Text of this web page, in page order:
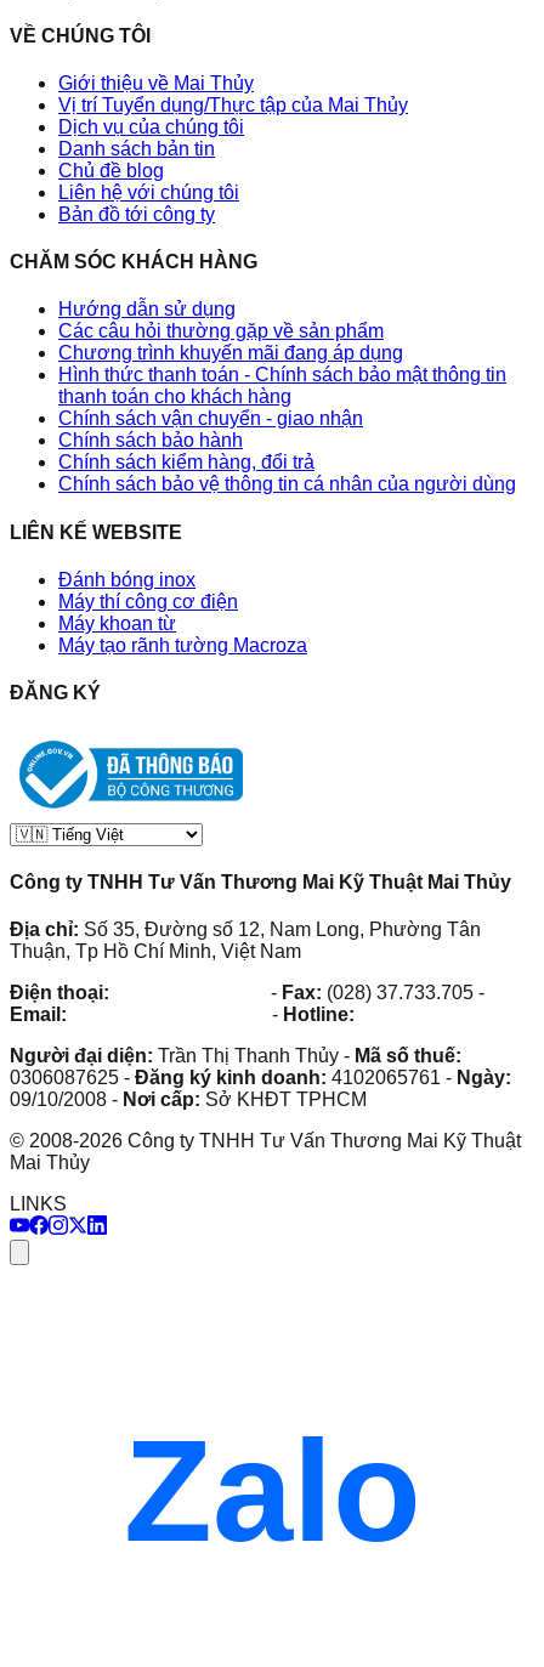
VỀ CHÚNG TÔI
Giới thiệu về Mai Thủy
Vị trí Tuyển dụng/Thực tập của Mai Thủy
Dịch vụ của chúng tôi
Danh sách bản tin
Chủ đề blog
Liên hệ với chúng tôi
Bản đồ tới công ty
CHĂM SÓC KHÁCH HÀNG
Hướng dẫn sử dụng
Các câu hỏi thường gặp về sản phẩm
Chương trình khuyến mãi đang áp dụng
Hình thức thanh toán - Chính sách bảo mật thông tin
thanh toán cho khách hàng
Chính sách vận chuyển - giao nhận
Chính sách bảo hành
Chính sách kiểm hàng, đổi trả
Chính sách bảo vệ thông tin cá nhân của người dùng
LIÊN KẾ WEBSITE
Đánh bóng inox
Máy thí công cơ điện
Máy khoan từ
Máy tạo rãnh tường Macroza
ĐĂNG KÝ
Công ty TNHH Tư Vấn Thương Mai Kỹ Thuật Mai Thủy
Địa chỉ: Số 35, Đường số 12, Nam Long, Phường Tân
Thuận, Tp Hồ Chí Minh, Việt Nam
Điện thoại:
- Fax: (028) 37.733.705 -
Email:
- Hotline:
Người đại diện: Trần Thị Thanh Thủy - Mã số thuế:
0306087625 - Đăng ký kinh doanh: 4102065761 - Ngày:
09/10/2008 - Nơi cấp: Sở KHĐT TPHCM
© 2008-2026 Công ty TNHH Tư Vấn Thương Mai Kỹ Thuật
Mai Thủy
LINKS
Zalo